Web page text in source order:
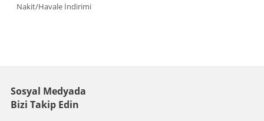
Nakit/Havale İndirimi
Sosyal Medyada
Bizi Takip Edin